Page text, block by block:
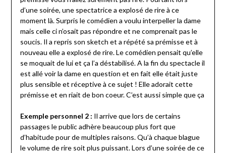
d’une soirée, une spectatrice a explosé de rire à ce
moment là. Surpris le comédien a voulu interpeller la dame
mais celle ci n’osait pas répondre et ne comprenait pas le
soucis. Il a repris son sketch et a répété sa prémisse et à
nouveau elle a explosé de rire. Le comédien pensait qu’elle
se moquait de lui et ça l’a déstabilisé. A la fin du spectacle il
est allé voir la dame en question et en fait elle était juste
plus sensible et réceptive à ce sujet ! Elle adorait cette
prémisse et en riait de bon coeur. C’est aussi simple que ça
Exemple personnel 2 : Il arrive que lors de certains
passages le public adhère beaucoup plus fort que
d’habitude pour de multiples raisons. Qu’à chaque blague
le volume de rire soit plus puissant. Lors d’une soirée de ce